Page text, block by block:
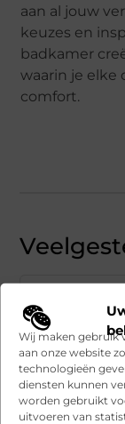
Wij maken gebruik
aan onze website
technologieën
diensten kunnen
worden gebruikt
uitvoeren van
aan al jouw
keuzes en
badkamer
waarin je elke
comfort.
duurzame
Hoe zorg
tijdloos